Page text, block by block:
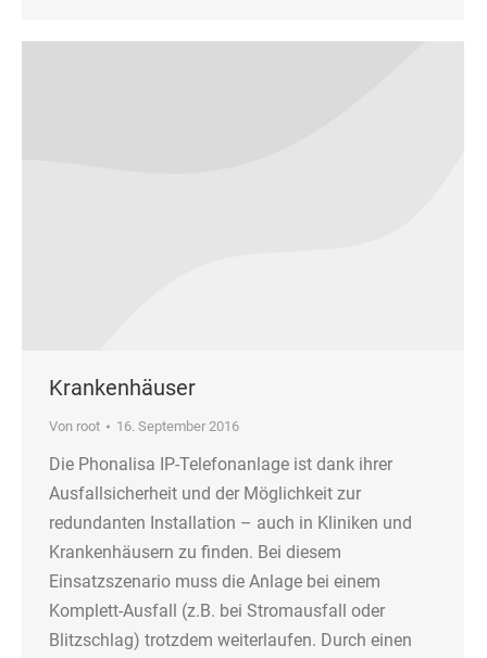
Krankenhäuser
Von root 16. September 2016
Die Phonalisa IP-Telefonanlage ist dank ihrer
Ausfallsicherheit und der Möglichkeit zur
redundanten Installation – auch in Kliniken und
Krankenhäusern zu finden. Bei diesem
Einsatzszenario muss die Anlage bei einem
Komplett-Ausfall (z.B. bei Stromausfall oder
Blitzschlag) trotzdem weiterlaufen. Durch einen